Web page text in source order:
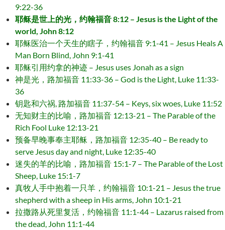
9:22-36
耶稣是世上的光，约翰福音 8:12 – Jesus is the Light of the
world, John 8:12
耶稣医治一个天生的瞎子，约翰福音 9:1-41 – Jesus Heals A
Man Born Blind, John 9:1-41
耶稣引用约拿的神迹 – Jesus uses Jonah as a sign
神是光，路加福音 11:33-36 – God is the Light, Luke 11:33-
36
钥匙和六祸, 路加福音 11:37-54 – Keys, six woes, Luke 11:52
无知财主的比喻，路加福音 12:13-21 – The Parable of the
Rich Fool Luke 12:13-21
预备早晚事奉主耶稣，路加福音 12:35-40 – Be ready to
serve Jesus day and night, Luke 12:35-40
迷失的羊的比喻，路加福音 15:1-7 – The Parable of the Lost
Sheep, Luke 15:1-7
真牧人手中抱着一只羊，约翰福音 10:1-21 – Jesus the true
shepherd with a sheep in His arms, John 10:1-21
拉撒路从死里复活，约翰福音 11:1-44 – Lazarus raised from
the dead, John 11:1-44